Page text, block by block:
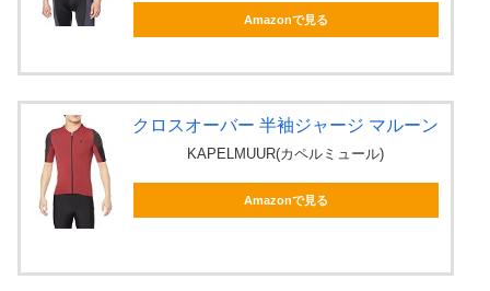
Amazonで見る
クロスオーバー 半袖ジャージ マルーン
KAPELMUUR(カペルミュール)
Amazonで見る